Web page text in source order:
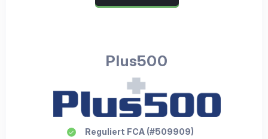
Plus500
Reguliert FCA (#509909)